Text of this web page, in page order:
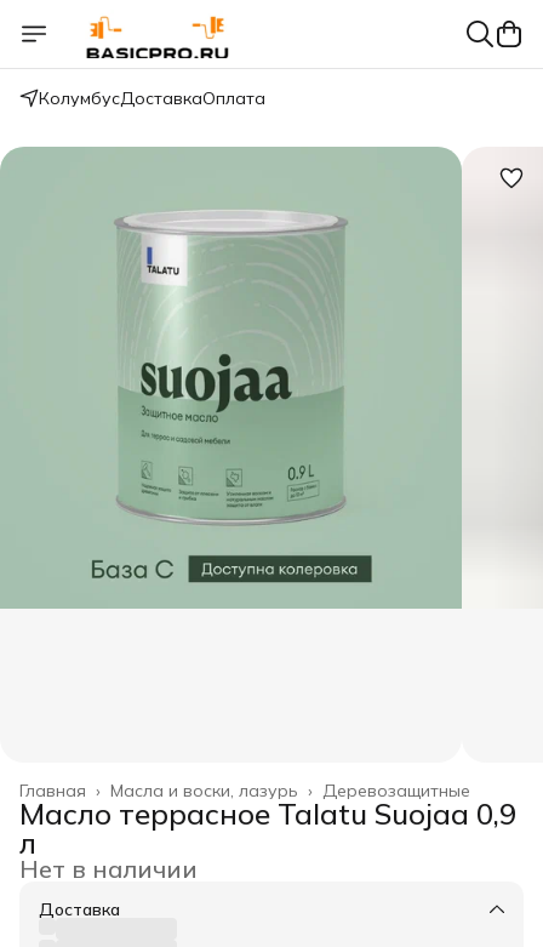
КолумбусДоставкаОплата
Деревозащитные
Масла и воски, лазурь ›
Главная ›
Масло террасное Talatu Suojaa 0,9
л
Нет в наличии
Доставка